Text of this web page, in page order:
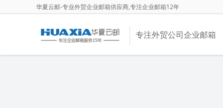
华夏云邮-专业外贸企业邮箱供应商,专注企业邮箱12年
专注外贸公司企业邮箱